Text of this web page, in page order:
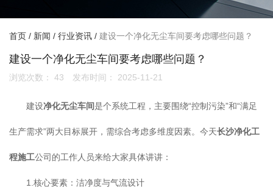
首页 / 新闻 / 行业资讯 / 建设一个净化无尘车间要考虑哪些问题？
建设一个净化无尘车间要考虑哪些问题？
浏览次数： 43 发布时间： 2025-11-21
建设净化无尘车间是个系统工程，主要围绕“控制污染”和“满足
生产需求”两大目标展开，需综合考虑多维度因素。今天长沙净化工
程施工公司的工作人员来给大家具体讲讲：
1.核心要素：洁净度与气流设计